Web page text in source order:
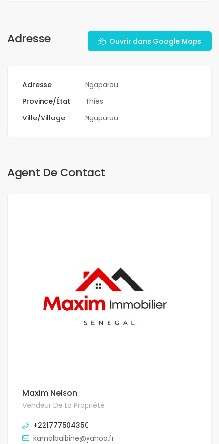
Adresse Ouvrir dans Google Maps
Adresse
Ngaparou
Province/État
Thiès
Ville/Village
Ngaparou
Agent De Contact
Maxim Nelson
Vendeur De La Propriété
+221777504350
kamalbalbine@yahoo.fr